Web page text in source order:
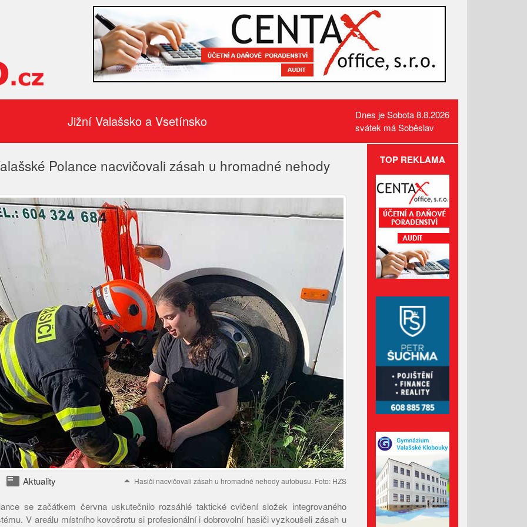
Požár pole v Lidečku vznikl při
sklizňových pracích. Oheň
zastavili hasiči
Kamerový systém nově dohlíží
na skatepark v Luhačovicích
Přehled kulturních akcí v okolí
Administrativní budova z
Valašska patří mezi nejlepší
Lávka pro pěší za hasičárnou
ve Valašských Kloboukách je
už hotová
Červenec 2026
Červen 2026
Květen 2026
Duben 2026
Březen 2026
Jižní Valašsko a Vsetínsko
Dnes je Sobota 8.8.2026
svátek má Soběslav
Polance nacvičovali zásah u hromadné nehody
featured_play_list Aktuality arrow_drop_up Hasiči nacvičovali zásah u hromadné nehody autobusu. Foto: HZS
se začátkem června uskutečnilo rozsáhlé taktické cvičení složek integrovaného
V areálu místního kovošrotu si profesionální i dobrovolní hasiči vyzkoušeli zásah u
TOP REKLAMA